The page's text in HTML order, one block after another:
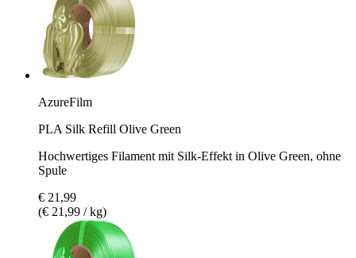
AzureFilm
PLA Silk Refill Olive Green
Hochwertiges Filament mit Silk-Effekt in Olive Green, ohne
Spule
€ 21,99
(€ 21,99 / kg)